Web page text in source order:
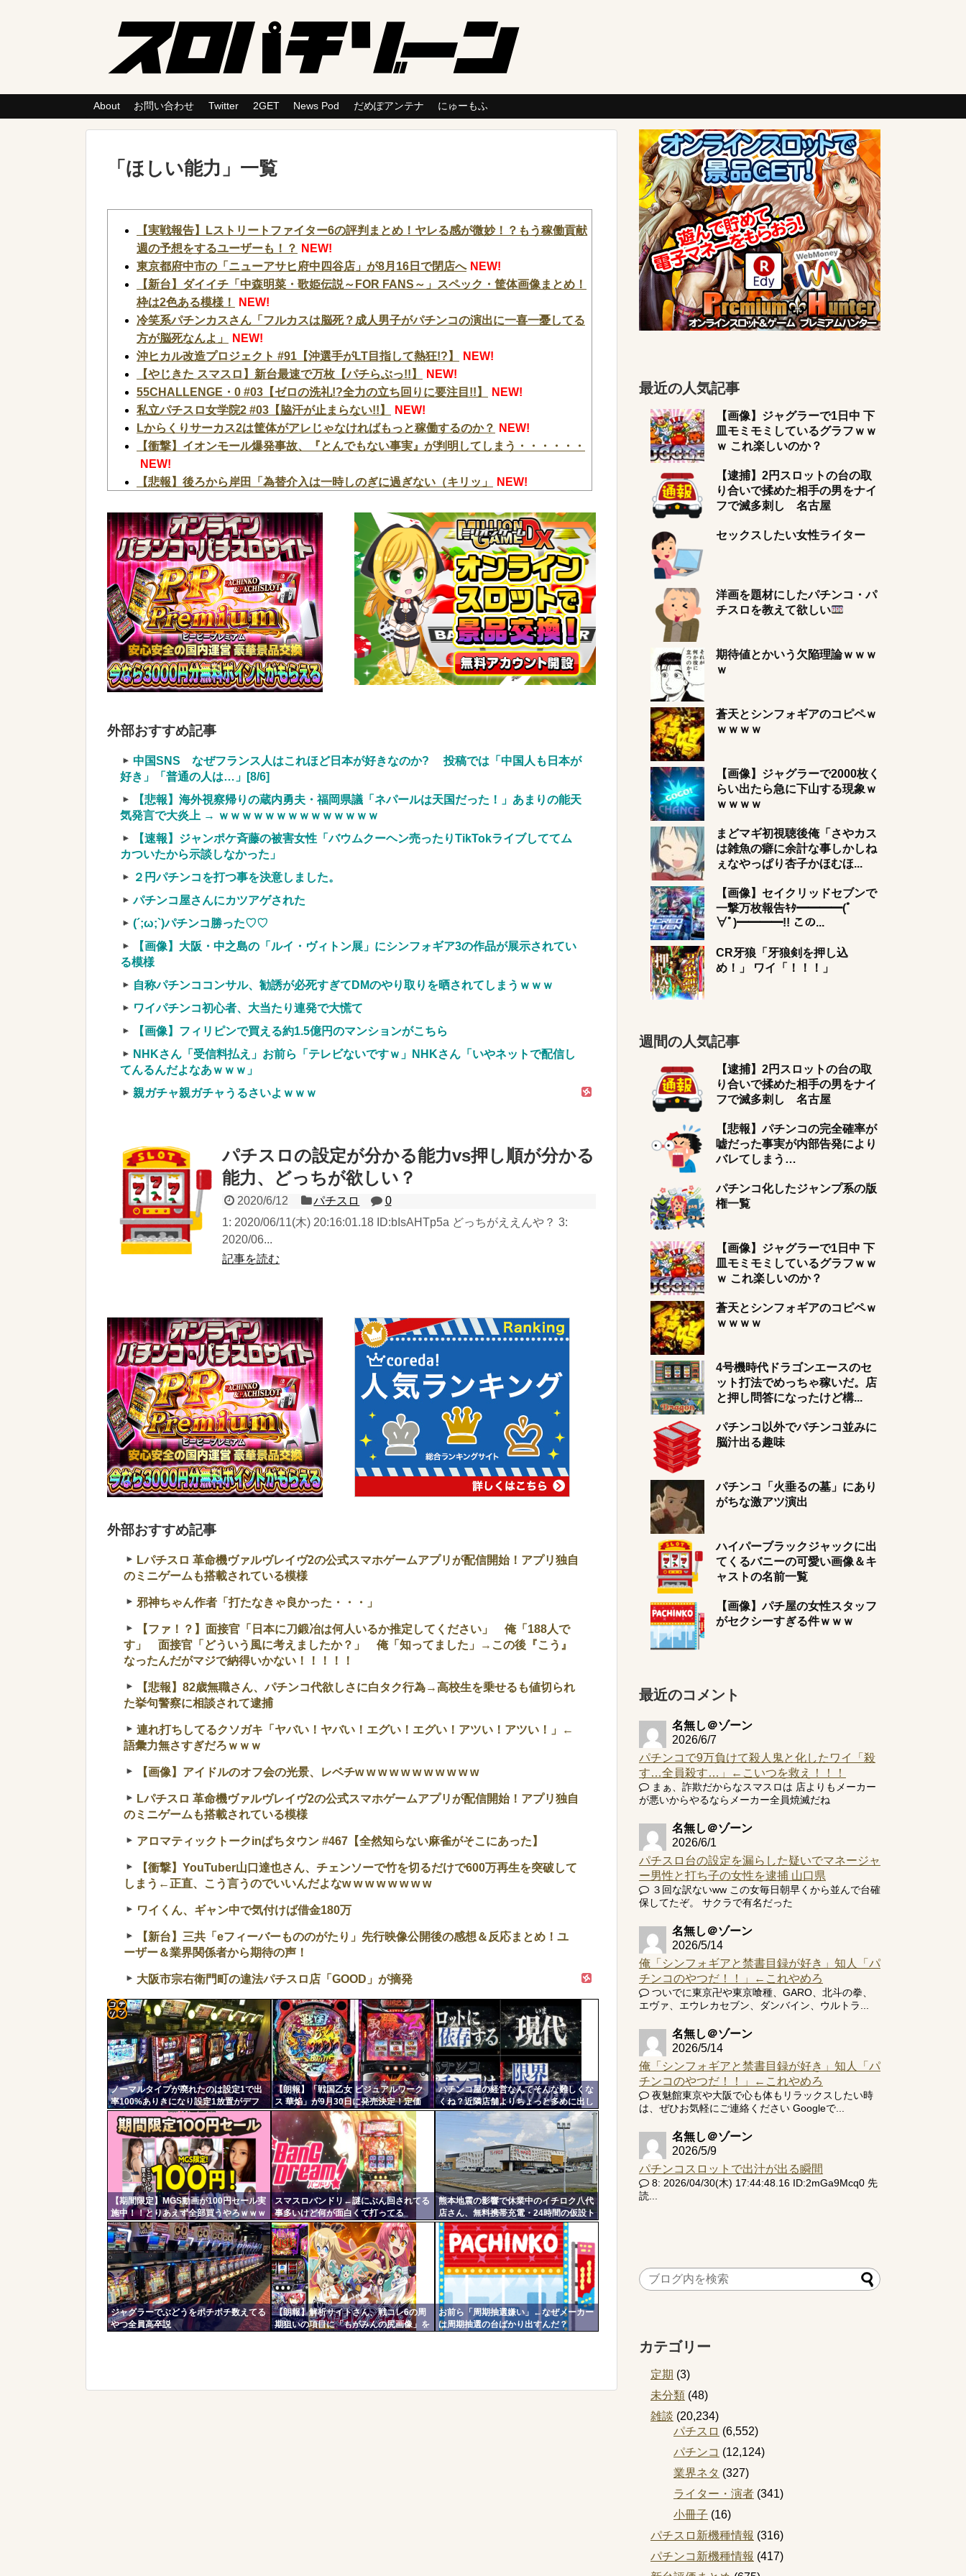
About お問い合わせ Twitter 2GET News Pod だめぽアンテナ にゅーもふ
「 ほしい能力 」 一覧
【実戦報告】Lストリートファイター6の評判まとめ！ヤレる感が微妙！？もう稼働貢献
週の予想をするユーザーも！？
NEW!
東京都府中市の「ニューアサヒ府中四谷店」が8月16日で閉店へ NEW!
【新台】ダイイチ「中森明菜・歌姫伝説～FOR FANS～」スペック・筐体画像まとめ！
枠は2色ある模様！
NEW!
冷笑系パチンカスさん「フルカスは脳死？成人男子がパチンコの演出に一喜一憂してる
方が脳死なんよ」
NEW!
沖ヒカル改造プロジェクト #91【沖選手がLT目指して熱狂!?】
NEW!
【やじきた スマスロ】新台最速で万枚【パチらぶっ!!】
NEW!
55CHALLENGE・0 #03【ゼロの洗礼!?全力の立ち回りに要注目!!】
NEW!
私立パチスロ女学院2 #03【脇汗が止まらない!!】
NEW!
Lからくりサーカス2は筐体がアレじゃなければもっと稼働するのか？
NEW!
【衝撃】イオンモール爆発事故、『とんでもない事実』が判明してしまう・・・・・・
NEW!
【悲報】後ろから岸田「為替介入は一時しのぎに過ぎない（キリッ」
NEW!
【速報】農家、キレる「高市総理には愛想尽かした今年でやめるぞ」コメ売値は生産原
価の半分以下、肥料代や燃料代は高騰
NEW!
【衝撃画像】中学生「先生！水泳で水着になるのイヤです！」先生「分かった」→結果
まさかの『こう』なってしまうw w w w w w w NEW!
【ファ！？】面接官「日本に刀鍛冶は何人いるか推定してください」 俺「188人で
す」 面接官「どういう風に考えましたか？」 俺「知ってました」→この後『こう』
なったんだがマジで納得いかない！！！！！ NEW!
【画像】アイドルのオフ会の光景、レベチw w w w w w w w w w w NEW!
【衝撃】YouTuber山口達也さん、チェンソーで竹を切るだけで600万再生を突破してし
まう←正直、こう言うのでいいんだよなw w w w w w w w NEW!
【競馬・難解】6/30(水)第44回帝王賞(JpnI) Part6 みんなの予想
名機が生まれなかった悲しい枠
Powered by livedoor 相互RSS
外部おすすめ記事
中国SNS なぜフランス人はこれほど日本が好きなのか? 投稿では「中国人も日本が
好き」「普通の人は…」[8/6]
【悲報】海外視察帰りの蔵内勇夫・福岡県議「ネパールは天国だった！」あまりの能天
気発言で大炎上 → ｗｗｗｗｗｗｗｗｗｗｗｗｗｗ
【速報】ジャンポケ斉藤の被害女性「バウムクーヘン売ったりTikTokライブしててム
カついたから示談しなかった」
２円パチンコを打つ事を決意しました。
パチンコ屋さんにカツアゲされた
(´;ω;`)パチンコ勝った♡♡
【画像】大阪・中之島の「ルイ・ヴィトン展」にシンフォギア3の作品が展示されてい
る模様
自称パチンココンサル、勧誘が必死すぎてDMのやり取りを晒されてしまうｗｗｗ
ワイパチンコ初心者、大当たり連発で大慌て
【画像】フィリピンで買える約1.5億円のマンションがこちら
NHKさん「受信料払え」お前ら「テレビないですｗ」NHKさん「いやネットで配信し
てんるんだよなあｗｗｗ」
親ガチャ親ガチャうるさいよｗｗｗ
パチスロの設定が分かる能力vs押し順が分かる
能力、どっちが欲しい？
2020/6/12 パチスロ
0
1: 2020/06/11(木) 20:16:01.18 ID:bIsAHTp5a どっちがええんや？ 3:
2020/06...
記事を読む
外部おすすめ記事
Lパチスロ 革命機ヴァルヴレイヴ2の公式スマホゲームアプリが配信開始！アプリ独自
のミニゲームも搭載されている模様
邪神ちゃん作者「打たなきゃ良かった・・・」
【ファ！？】面接官「日本に刀鍛冶は何人いるか推定してください」 俺「188人で
す」 面接官「どういう風に考えましたか？」 俺「知ってました」→この後『こう』
なったんだがマジで納得いかない！！！！！
【悲報】82歳無職さん、パチンコ代欲しさに白タク行為→高校生を乗せるも値切られ
た挙句警察に相談されて逮捕
連れ打ちしてるクソガキ「ヤバい！ヤバい！エグい！エグい！アツい！アツい！」←
語彙力無さすぎだろｗｗｗ
【画像】アイドルのオフ会の光景、レベチw w w w w w w w w w w
Lパチスロ 革命機ヴァルヴレイヴ2の公式スマホゲームアプリが配信開始！アプリ独自
のミニゲームも搭載されている模様
アロマティックトークinぱちタウン #467【全然知らない麻雀がそこにあった】
【衝撃】YouTuber山口達也さん、チェンソーで竹を切るだけで600万再生を突破して
しまう←正直、こう言うのでいいんだよなw w w w w w w w
ワイくん、ギャン中で気付けば借金180万
【新台】三共「eフィーバーもののがたり」先行映像公開後の感想＆反応まとめ！ユ
ーザー＆業界関係者から期待の声！
大阪市宗右衛門町の違法パチスロ店「GOOD」が摘発
ノーマルタイプが廃れたのは設定1で出
率100%ありきになり設定1放置がデフ
ォになったから
【朗報】「戦国乙女 ビジュアルワーク
ス 華焔」が9月30日に発売決定！定価
3980円、P戦国乙女7・L戦国乙女5・グ
ッズなどのアートワーク集
パチンコ屋の経営なんてそんな難しくな
くね？近隣店舗よりちょっと多めに出し
ておけば勝手に客が寄ってくるのに強欲
すぎて極限まで搾り取るから客が飛ぶん
だよ
【期間限定】MGS動画が100円セール実
施中！！とりあえず全部買うやろｗｗｗ
ｗｗ
スマスロバンドリ←謎にぶん回されてる
事多いけど何が面白くて打ってる
の？？？
熊本地震の影響で休業中のイチロク八代
店さん、無料携帯充電・24時間の仮設ト
イレ解放・飲料水の無料配布を開始
ジャグラーでぶどうをポチポチ数えてる
やつ全員高卒説
【朗報】解析サイトさん、戦コレ6の周
期狙いの項目に「もがみんの尻画像」を
お前ら「周期抽選嫌い」←なぜメーカー
は周期抽選の台ばかり出すんだ？
リン
- 固
定リ
ンク
自動
ツー
最近の人気記事
【画像】ジャグラーで1日中 下
皿モミモミしているグラフｗｗ
ｗ これ楽しいのか？
【逮捕】2円スロットの台の取
り合いで揉めた相手の男をナイ
フで滅多刺し 名古屋
セックスしたい女性ライター
洋画を題材にしたパチンコ・パ
チスロを教えて欲しい
期待値とかいう欠陥理論ｗｗｗ
ｗ
蒼天とシンフォギアのコピペｗ
ｗｗｗｗ
【画像】ジャグラーで2000枚く
らい出たら急に下山する現象ｗ
ｗｗｗｗ
まどマギ初視聴後俺「さやカス
は雑魚の癖に余計な事しかしね
ぇなやっぱり杏子かほむほ...
【画像】セイクリッドセブンで
一撃万枚報告ｷﾀ━━━━(ﾟ
∀ﾟ)━━━━!! この...
CR牙狼「牙狼剣を押し込
め！」 ワイ「！！！」
週間の人気記事
【逮捕】2円スロットの台の取
り合いで揉めた相手の男をナイ
フで滅多刺し 名古屋
【悲報】パチンコの完全確率が
嘘だった事実が内部告発により
バレてしまう…
パチンコ化したジャンプ系の版
権一覧
【画像】ジャグラーで1日中 下
皿モミモミしているグラフｗｗ
ｗ これ楽しいのか？
蒼天とシンフォギアのコピペｗ
ｗｗｗｗ
4号機時代ドラゴンエースのセ
ット打法でめっちゃ稼いだ。店
と押し問答になったけど構...
パチンコ以外でパチンコ並みに
脳汁出る趣味
パチンコ「火垂るの墓」にあり
がちな激アツ演出
ハイパーブラックジャックに出
てくるバニーの可愛い画像＆キ
ャストの名前一覧
【画像】パチ屋の女性スタッフ
がセクシーすぎる件ｗｗｗ
最近のコメント
名無し＠ゾーン
2026/6/7
パチンコで9万負けて殺人鬼と化したワイ「殺
す…全員殺す…」←こいつを救え！！！
まぁ、詐欺だからなスマスロは 店よりもメーカー
が悪いからやるならメーカー全員焼滅だね
名無し＠ゾーン
2026/6/1
パチスロ台の設定を漏らした疑いでマネージャ
ー男性と打ち子の女性を逮捕 山口県
３回な訳ないww この女毎日朝早くから並んで台確
保してたぞ。 サクラで有名だった
名無し＠ゾーン
2026/5/14
俺「シンフォギアと禁書目録が好き」知人「パ
チンコのやつだ！！」←これやめろ
ついでに東京卍や東京喰種、GARO、北斗の拳、
エヴァ、エウレカセブン、ダンバイン、ウルトラ...
名無し＠ゾーン
2026/5/14
俺「シンフォギアと禁書目録が好き」知人「パ
チンコのやつだ！！」←これやめろ
夜魅館東京や大阪で心も体もリラックスしたい時
は、ぜひお気軽にご連絡ください Googleで...
名無し＠ゾーン
2026/5/9
パチンコスロットで出汁が出る瞬間
8: 2026/04/30(木) 17:44:48.16 ID:2mGa9Mcq0 先
読...
カテゴリー
定期 (3)
未分類 (48)
雑談 (20,234)
パチスロ (6,552)
パチンコ (12,124)
業界ネタ (327)
ライター・演者 (341)
小冊子 (16)
パチスロ新機種情報 (316)
パチンコ新機種情報 (417)